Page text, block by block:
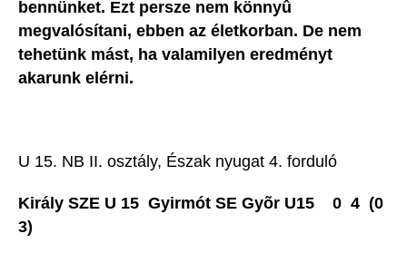
bennünket. Ezt persze nem könnyû
megvalósítani, ebben az életkorban. De nem
tehetünk mást, ha valamilyen eredményt
akarunk elérni.
U 15. NB II. osztály, Észak nyugat 4. forduló
Király SZE U 15  Gyirmót SE Gyõr U15 0  4 (0 
3)